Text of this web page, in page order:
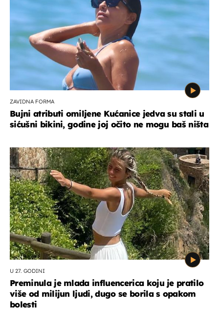
ZAVIDNA FORMA
Bujni atributi omiljene Kućanice jedva su stali u
sićušni bikini, godine joj očito ne mogu baš ništa
U 27. GODINI
Preminula je mlada influencerica koju je pratilo
više od milijun ljudi, dugo se borila s opakom
bolesti